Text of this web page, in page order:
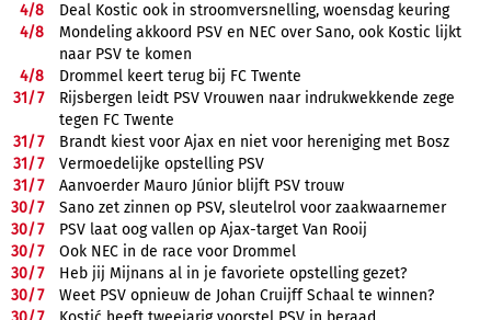
4/8
Deal Kostic ook in stroomversnelling, woensdag keuring
4/8
Mondeling akkoord PSV en NEC over Sano, ook Kostic lijkt
naar PSV te komen
4/8
Drommel keert terug bij FC Twente
31/7
Rijsbergen leidt PSV Vrouwen naar indrukwekkende zege
tegen FC Twente
31/7
Brandt kiest voor Ajax en niet voor hereniging met Bosz
31/7
Vermoedelijke opstelling PSV
31/7
Aanvoerder Mauro Júnior blijft PSV trouw
30/7
Sano zet zinnen op PSV, sleutelrol voor zaakwaarnemer
30/7
PSV laat oog vallen op Ajax-target Van Rooij
30/7
Ook NEC in de race voor Drommel
30/7
Heb jij Mijnans al in je favoriete opstelling gezet?
30/7
Weet PSV opnieuw de Johan Cruijff Schaal te winnen?